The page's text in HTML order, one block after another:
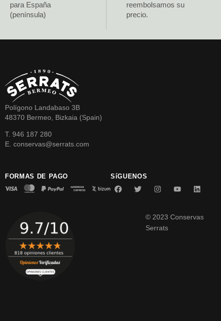
para España
(península)
reembolsamos su
precio.
Polígono Landabaso 3B
48370 Bermeo, Bizkaia (Spain)
T. 946 187 280
E. conservas@serrats.com
FORMAS DE PAGO SíGUENOS
© 2023 Conservas
Serrats